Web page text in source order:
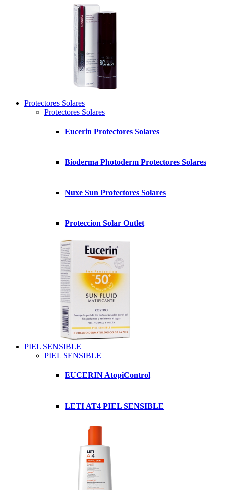
Protectores Solares
Protectores Solares
Eucerin Protectores Solares
Bioderma Photoderm Protectores Solares
Nuxe Sun Protectores Solares
Proteccion Solar Outlet
PIEL SENSIBLE
PIEL SENSIBLE
EUCERIN AtopiControl
LETI AT4 PIEL SENSIBLE